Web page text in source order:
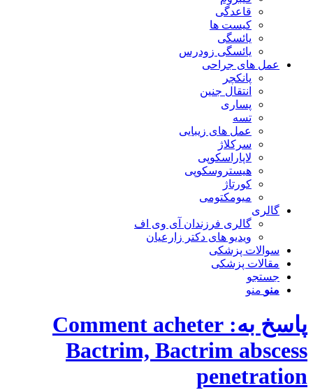
قاعدگی
کیست ها
یائسگی
یائسگی زودرس
عمل های جراحی
پانکچر
انتقال جنین
پساری
تسه
عمل های زیبایی
سرکلاژ
لاپاراسکوپی
هیستروسکوپی
کورتاژ
میومکتومی
گالری
گالری فرزندان آی وی اف
ویدیو های دکتر زارعیان
سوالات پزشکی
مقالات پزشکی
جستجو
منو منو
پاسخ به: Comment acheter
Bactrim, Bactrim abscess
penetration